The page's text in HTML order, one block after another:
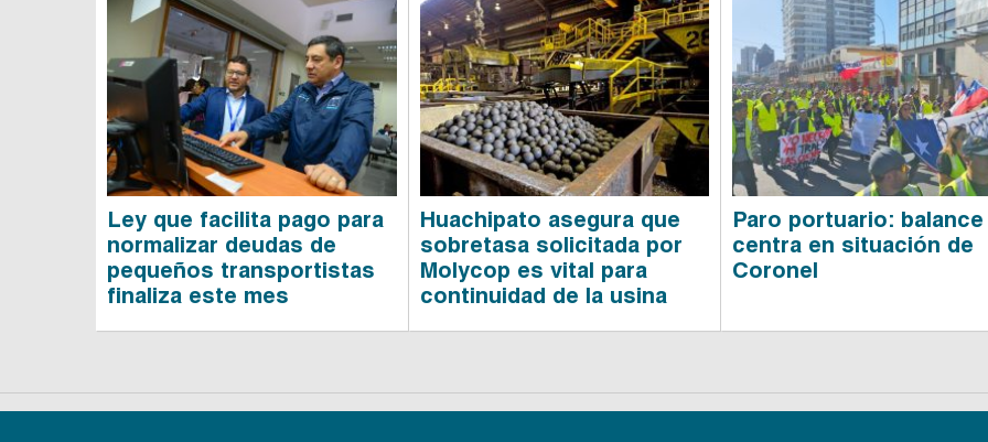
Ley que facilita pago para
normalizar deudas de
pequeños transportistas
finaliza este mes
Huachipato asegura que
sobretasa solicitada por
Molycop es vital para
continuidad de la usina
Paro portuario:
centra en situación de
Coronel